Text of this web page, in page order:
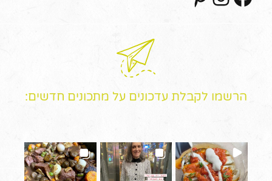
הרשמו לקבלת עדכונים על מתכונים חדשים: